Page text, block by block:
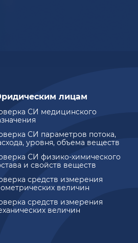
лицам
СИ медицинского
СИ параметров потока,
уровня, объема веществ
СИ физико-химического
и свойств веществ
средств измерения
величин
средств измерения
величин